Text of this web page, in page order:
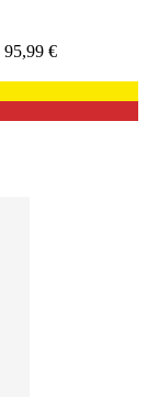
95,99 €